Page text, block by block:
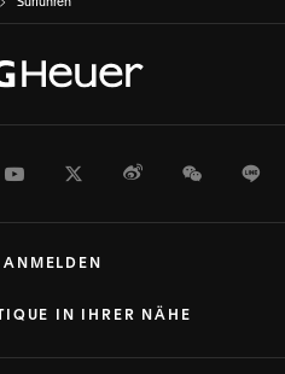
Surfuhren
YoutubeTwitterWeiboWeChat
IN IHRER NÄHE
ANMELDEN